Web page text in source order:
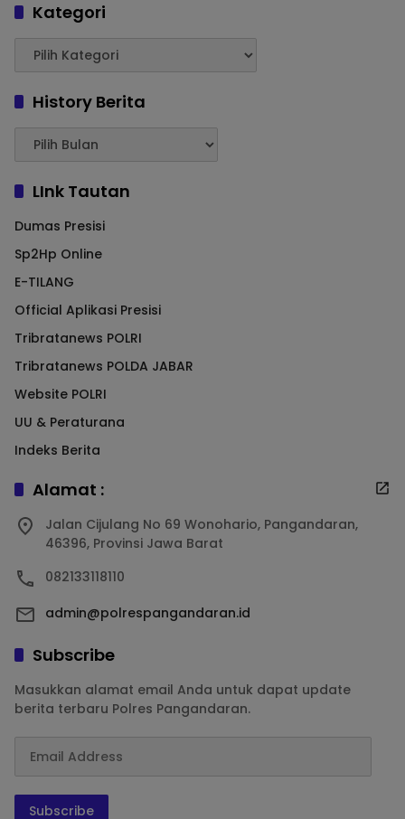
Kategori
History Berita
LInk Tautan
Dumas Presisi
Sp2Hp Online
E-TILANG
Official Aplikasi Presisi
Tribratanews POLRI
Tribratanews POLDA JABAR
Website POLRI
UU & Peraturana
Indeks Berita
Alamat :
Jalan Cijulang No 69 Wonohario, Pangandaran,
46396, Provinsi Jawa Barat
082133118110
admin@polrespangandaran.id
Subscribe
Masukkan alamat email Anda untuk dapat update
berita terbaru Polres Pangandaran.
Subscribe